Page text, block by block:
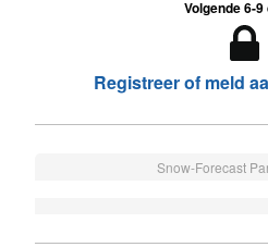
Volgende 6-9
Registreer of meld
Snow-Forecast